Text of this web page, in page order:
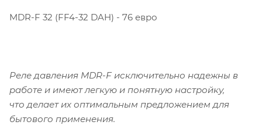
MDR-F 32 (FF4-32 DAH) - 76 евро
Реле давления MDR-F исключительно надежны в
работе и имеют легкую и понятную настройку,
что делает их оптимальным предложением для
бытового применения.